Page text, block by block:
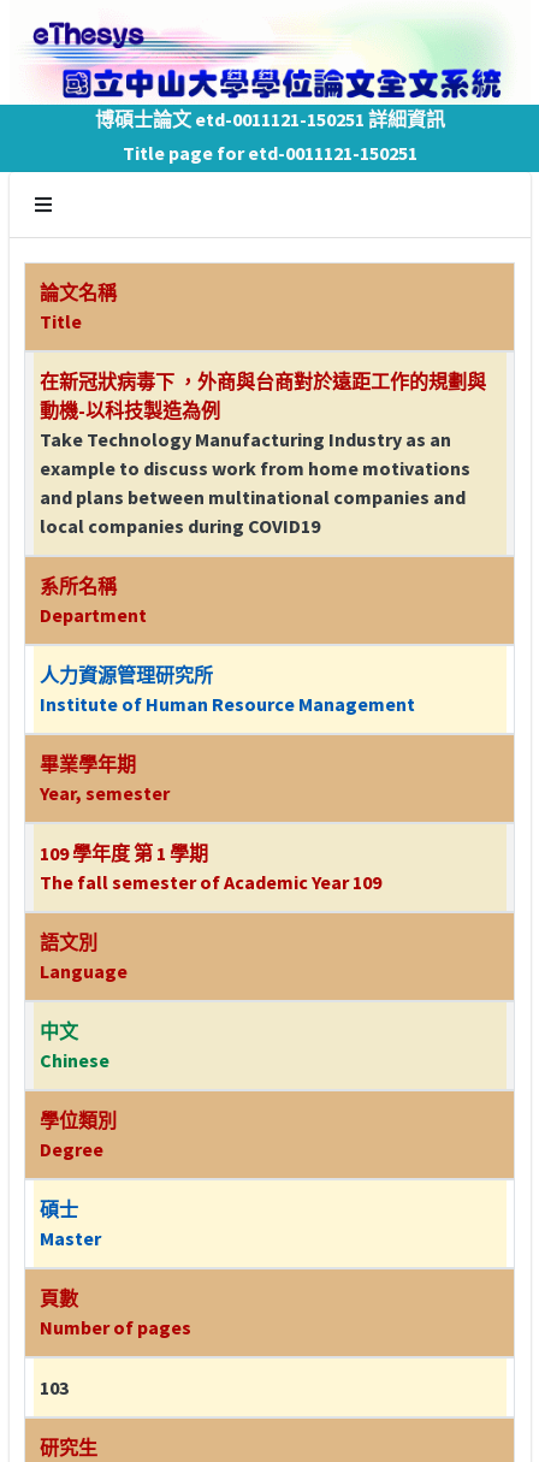
博碩士論文 etd-0011121-150251 詳細資訊
Title page for etd-0011121-150251
論文名稱
Title
在新冠狀病毒下 ，外商與台商對於遠距工作的規劃與
動機-以科技製造為例
Take Technology Manufacturing Industry as an
example to discuss work from home motivations
and plans between multinational companies and
local companies during COVID19
系所名稱
Department
人力資源管理研究所
Institute of Human Resource Management
畢業學年期
Year, semester
109 學年度 第 1 學期
The fall semester of Academic Year 109
語文別
Language
中文
Chinese
學位類別
Degree
碩士
Master
頁數
Number of pages
103
研究生